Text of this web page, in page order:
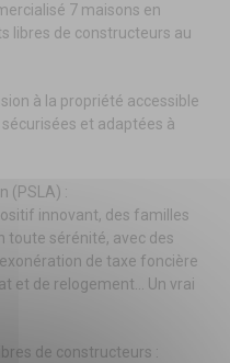
7 maisons en
libres de constructeurs au
à la propriété accessible
et adaptées à
(PSLA) :
innovant, des familles
toute sérénité, avec des
de taxe foncière
et de relogement… Un vrai
de constructeurs :